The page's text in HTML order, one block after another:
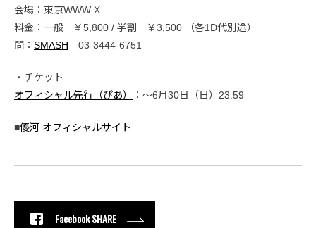
会場：東京WWW X
料金：一般 ￥5,800 / 学割 ￥3,500 （各1D代別途）
問： SMASH 03-3444-6751
・チケット
オフィシャル先行（ぴあ）
：〜6月30日（日）23:59
■優河 オフィシャルサイト
Facebook SHARE